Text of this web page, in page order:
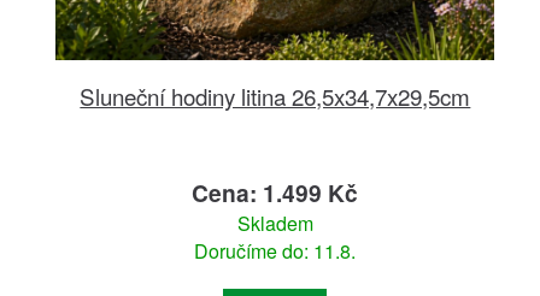
Sluneční hodiny litina 26,5x34,7x29,5cm
Cena: 1.499 Kč
Skladem
Doručíme do: 11.8.